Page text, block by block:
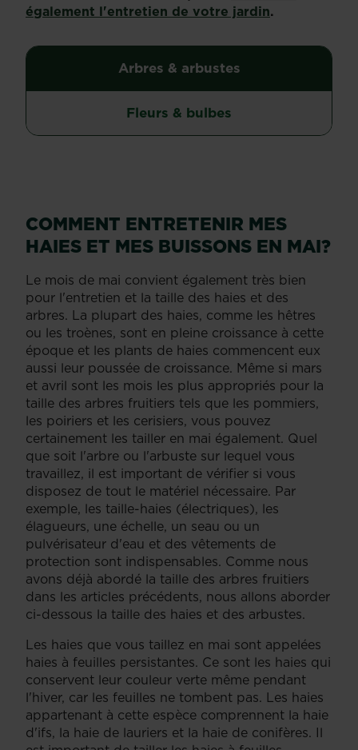
également l'entretien de votre jardin.
Arbres & arbustes
Fleurs & bulbes
COMMENT ENTRETENIR MES
HAIES ET MES BUISSONS EN MAI?
Le mois de mai convient également très bien
pour l'entretien et la taille des haies et des
arbres. La plupart des haies, comme les hêtres
ou les troènes, sont en pleine croissance à cette
époque et les plants de haies commencent eux
aussi leur poussée de croissance. Même si mars
et avril sont les mois les plus appropriés pour la
taille des arbres fruitiers tels que les pommiers,
les poiriers et les cerisiers, vous pouvez
certainement les tailler en mai également. Quel
que soit l'arbre ou l'arbuste sur lequel vous
travaillez, il est important de vérifier si vous
disposez de tout le matériel nécessaire. Par
exemple, les taille-haies (électriques), les
élagueurs, une échelle, un seau ou un
pulvérisateur d'eau et des vêtements de
protection sont indispensables. Comme nous
avons déjà abordé la taille des arbres fruitiers
dans les articles précédents, nous allons aborder
ci-dessous la taille des haies et des arbustes.
Les haies que vous taillez en mai sont appelées
haies à feuilles persistantes. Ce sont les haies qui
conservent leur couleur verte même pendant
l'hiver, car les feuilles ne tombent pas. Les haies
appartenant à cette espèce comprennent la haie
d'ifs, la haie de lauriers et la haie de conifères. Il